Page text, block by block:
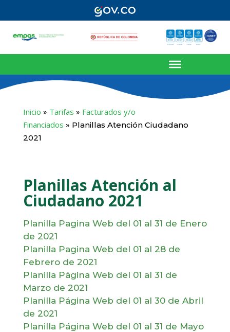
Inicio » Tarifas » Facturados y/o
Financiados » Planillas Atención Ciudadano
2021
Planillas Atención al
Ciudadano 2021
Planilla Pagina Web del 01 al 31 de Enero
de 2021
Planilla Pagina Web del 01 al 28 de
Febrero de 2021
Planilla Página Web del 01 al 31 de
Marzo de 2021
Planilla Página Web del 01 al 30 de Abril
de 2021
Planilla Página Web del 01 al 31 de Mayo